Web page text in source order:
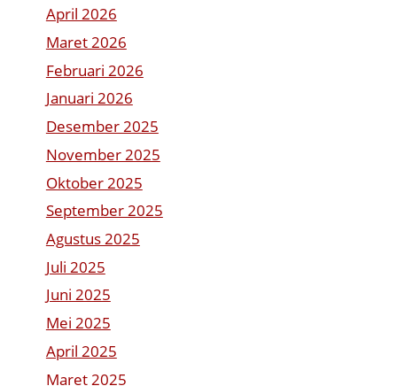
April 2026
Maret 2026
Februari 2026
Januari 2026
Desember 2025
November 2025
Oktober 2025
September 2025
Agustus 2025
Juli 2025
Juni 2025
Mei 2025
April 2025
Maret 2025